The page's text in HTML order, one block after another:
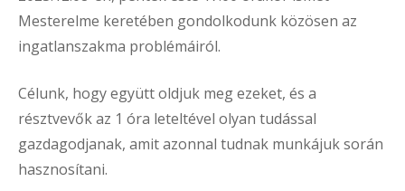
Mesterelme keretében gondolkodunk közösen az
ingatlanszakma problémáiról.
Célunk, hogy együtt oldjuk meg ezeket, és a
résztvevők az 1 óra leteltével olyan tudással
gazdagodjanak, amit azonnal tudnak munkájuk során
hasznosítani.